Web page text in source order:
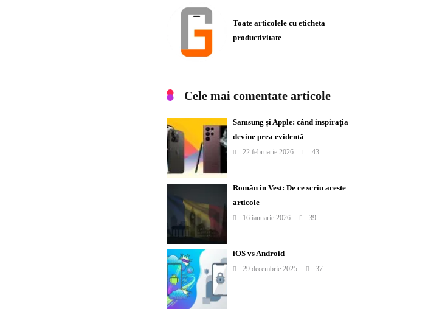
Toate articolele cu eticheta
productivitate
Cele mai comentate articole
Samsung și Apple: când inspirația
devine prea evidentă
22 februarie 2026 43
Român în Vest: De ce scriu aceste
articole
16 ianuarie 2026 39
iOS vs Android
29 decembrie 2025 37